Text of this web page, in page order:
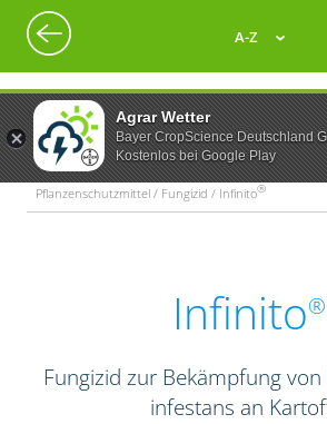
Agrar Wetter
Bayer CropScience Deutschland
Kostenlos bei Google Play
A-Z
Pflanzenschutzmittel / Fungizid / Infinito®
Infinito®
Fungizid zur Bekämpfung
infestans an